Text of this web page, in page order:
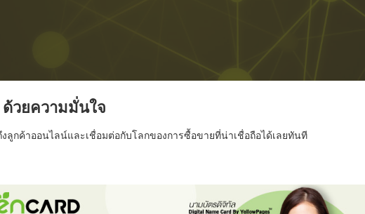
วยความมั่นใจ
ลูกค้าออนไลน์และเชื่อมต่อกับโลกของการซื้อขายที่น่าเชื่อถือได้เลยทันที